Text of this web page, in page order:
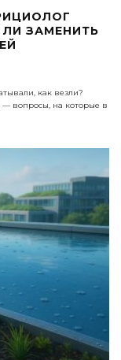
ЗАМЕНИТЬ
как везли?
— вопросы, на которые в